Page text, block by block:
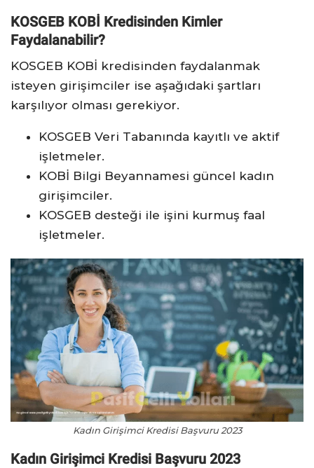
KOSGEB KOBİ Kredisinden Kimler
Faydalanabilir?
KOSGEB KOBİ kredisinden faydalanmak
isteyen girişimciler ise aşağıdaki şartları
karşılıyor olması gerekiyor.
KOSGEB Veri Tabanında kayıtlı ve aktif
işletmeler.
KOBİ Bilgi Beyannamesi güncel kadın
girişimciler.
KOSGEB desteği ile işini kurmuş faal
işletmeler.
Kadın Girişimci Kredisi Başvuru 2023
Kadın Girişimci Kredisi Başvuru 2023